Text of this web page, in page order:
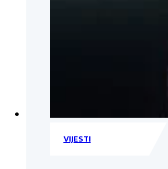
VIJESTI